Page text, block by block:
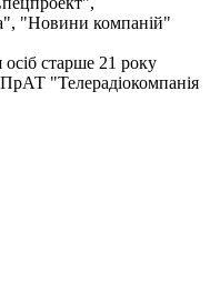
"Новини компаній"
осіб старше 21 року
"Телерадіокомпанія